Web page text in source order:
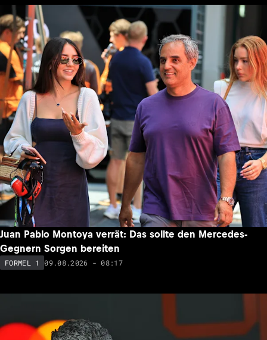
Juan Pablo Montoya verrät: Das sollte den Mercedes-
Gegnern Sorgen bereiten
FORMEL 1 09.08.2026 - 08:17